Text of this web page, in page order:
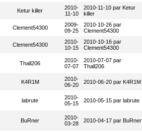
Ketur killer
2010-
11-10
2010-11-10 par Ketur
killer
Clement54300
2009-
09-25
2010-10-26 par
Clement54300
Clement54300
2010-
10-15
2010-10-16 par
Clement54300
Thall206
2010-
07-07
2010-07-07 par
Thall206
K4R1M
2010-
06-20
2010-06-20 par K4R1M
labrute
2010-
05-15
2010-05-15 par labrute
BuRner
2010-
03-28
2010-04-17 par BuRner